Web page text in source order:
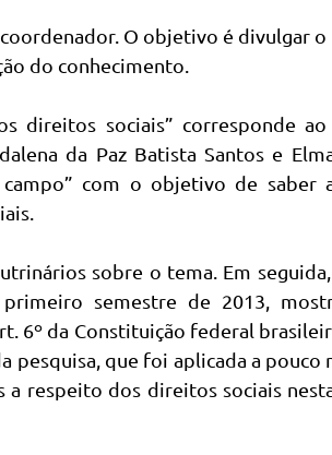
O objetivo é divulgar
do conhecimento.
direitos sociais” corresponde
da Paz Batista Santos e
com o objetivo de saber
sobre o tema. Em
semestre de 2013,
6º da Constituição federal
que foi aplicada a pouco
respeito dos direitos sociais